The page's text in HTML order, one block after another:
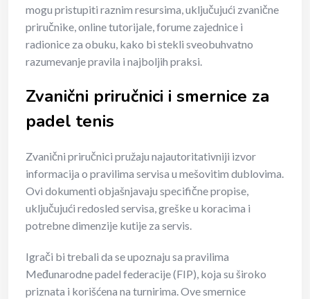
mogu pristupiti raznim resursima, uključujući zvanične
priručnike, online tutorijale, forume zajednice i
radionice za obuku, kako bi stekli sveobuhvatno
razumevanje pravila i najboljih praksi.
Zvanični priručnici i smernice za
padel tenis
Zvanični priručnici pružaju najautoritativniji izvor
informacija o pravilima servisa u mešovitim dublovima.
Ovi dokumenti objašnjavaju specifične propise,
uključujući redosled servisa, greške u koracima i
potrebne dimenzije kutije za servis.
Igrači bi trebali da se upoznaju sa pravilima
Međunarodne padel federacije (FIP), koja su široko
priznata i korišćena na turnirima. Ove smernice